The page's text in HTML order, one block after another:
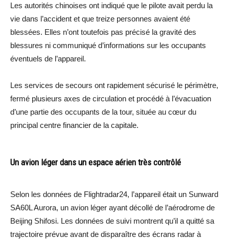
Les autorités chinoises ont indiqué que le pilote avait perdu la
vie dans l’accident et que treize personnes avaient été
blessées. Elles n’ont toutefois pas précisé la gravité des
blessures ni communiqué d’informations sur les occupants
éventuels de l’appareil.
Les services de secours ont rapidement sécurisé le périmètre,
fermé plusieurs axes de circulation et procédé à l’évacuation
d’une partie des occupants de la tour, située au cœur du
principal centre financier de la capitale.
Un avion léger dans un espace aérien très contrôlé
Selon les données de Flightradar24, l’appareil était un Sunward
SA60L Aurora, un avion léger ayant décollé de l’aérodrome de
Beijing Shifosi. Les données de suivi montrent qu’il a quitté sa
trajectoire prévue avant de disparaître des écrans radar à